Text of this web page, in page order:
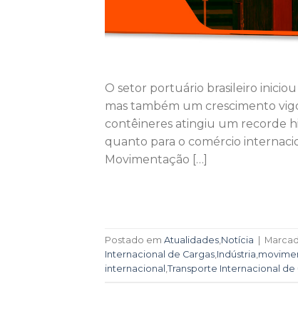
O setor portuário brasileiro
mas também um crescimento
contêineres atingiu um recorde
quanto para o comércio
Movimentação […]
Postado em Atualidades,Notícia
Internacional de Cargas,Indústria,
internacional ,Transporte Internacional de